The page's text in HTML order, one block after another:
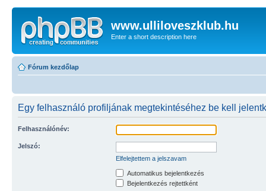
www.ulliloveszklub.hu
Enter a short description here
Fórum kezdőlap
Egy felhasználó profiljának megtekintéséhez be kell
Felhasználónév:
Jelszó:
Elfelejtettem a jelszavam
Automatikus bejelentkezés
Bejelentkezés rejtettként